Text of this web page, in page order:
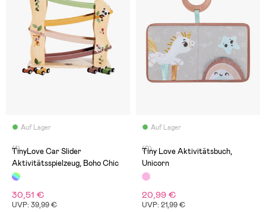
Auf Lager
(1)
TinyLove Car Slider
Aktivitätsspielzeug, Boho Chic
30,51 €
UVP: 39,99 €
Auf Lager
(0)
Tiny Love Aktivitätsbuch,
Unicorn
20,99 €
UVP: 21,99 €